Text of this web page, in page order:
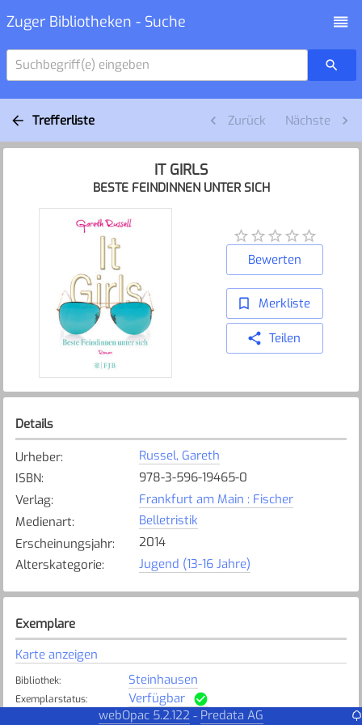
Zuger Bibliotheken - Suche
Suchbegriff(e) eingeben
Trefferliste Zurück Nächste
IT GIRLS
BESTE FEINDINNEN UNTER SICH
Bewerten
Merkliste
Teilen
Details
Urheber:
Russel, Gareth
ISBN:
978-3-596-19465-0
Verlag:
Frankfurt am Main : Fischer
Medienart:
Belletristik
Erscheinungsjahr:
2014
Alterskategorie: Jugend (13-16 Jahre)
Exemplare
Karte anzeigen
Bibliothek: Steinhausen
Exemplarstatus:
Verfügbar
webOpac 5.2.122 - Predata AG